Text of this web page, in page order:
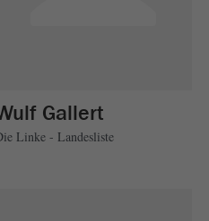
Gallert
Linke - Landesliste